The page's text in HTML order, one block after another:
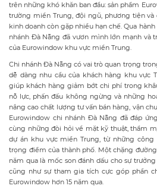
trên những khó khăn ban đầu: sản phẩm
trường miền Trung, đội ngũ, phương tiện
kinh doanh còn gặp nhiều hạn chế. Qua
nhánh Đà Nẵng đã vươn mình lớn mạnh và
của Eurowindow khu vực miền Trung.
Chi nhánh Đà Nẵng có vai trò quan trọng
dễ dàng nhu cầu của khách hàng khu vực
giúp khách hàng giảm bớt chi phí trong
nỗ lực, phấn đấu không ngừng và những
nâng cao chất lượng tư vấn bán hàng, vận
Eurowindow chi nhánh Đà Nẵng đã đáp
cùng những đòi hỏi về mặt kỹ thuật, thẩm
dự án khu vực miền Trung, từ những
trọng điểm của thành phố. Một chặng
năm qua là mốc son đánh dấu cho sự
cũng như sự tham gia tích cực góp phần
Eurowindow hơn 15 năm qua.